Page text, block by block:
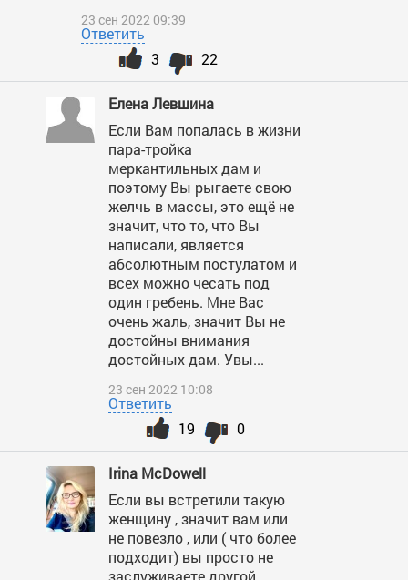
23 сен 2022 09:39
Ответить
22
3
Елена Левшина
Если Вам попалась в жизни
пара-тройка
меркантильных дам и
поэтому Вы рыгаете свою
желчь в массы, это ещё не
значит, что то, что Вы
написали, является
абсолютным постулатом и
всех можно чесать под
один гребень. Мне Вас
очень жаль, значит Вы не
достойны внимания
достойных дам. Увы...
23 сен 2022 10:08
Ответить
0
19
Irina McDowell
Если вы встретили такую
женщину , значит вам или
не повезло , или ( что более
подходит) вы просто не
заслуживаете другой